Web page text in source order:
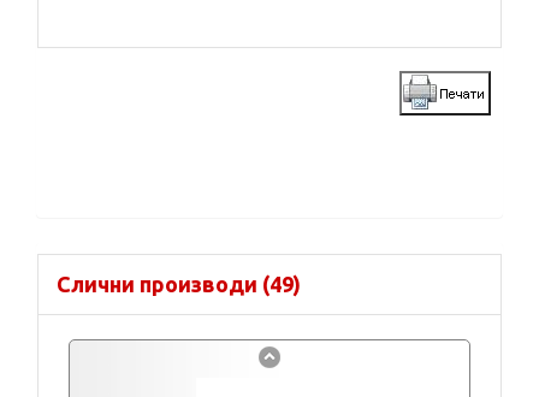
Слични производи (49)